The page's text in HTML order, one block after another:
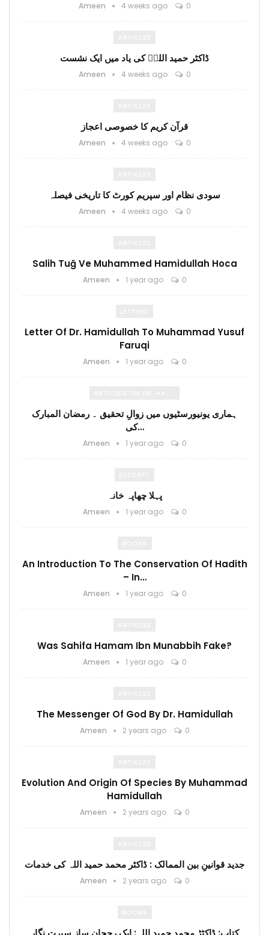
Ameen 4 weeks ago 0
ڈاکٹر حمید اللہؒ کی یاد میں ایک نشست
Ameen 4 weeks ago 0
قرآن کریم کا خصوصی اعجاز
Ameen 4 weeks ago 0
سودی نظام اور سپریم کورٹ کا تاریخی فیصلہ
Ameen 4 weeks ago 0
Salih Tuğ Ve Muhammed Hamidullah Hoca
Ameen 1 year ago 0
Letter Of Dr. Hamidullah To Muhammad Yusuf
Faruqi
Ameen 1 year ago 0
ہماری یونیورسٹیوں میں زوالِ تحقیق ۔ رمضان المبارک
کی…
Ameen 1 year ago 0
پہلا چھاپہ خانہ
Ameen 1 year ago 0
An Introduction To The Conservation Of Hadith
– In…
Ameen 1 year ago 0
Was Sahifa Hamam Ibn Munabbih Fake?
Ameen 1 year ago 0
The Messenger Of God By Dr. Hamidullah
Ameen 2 years ago 0
Evolution And Origin Of Species By Muhammad
Hamidullah
Ameen 2 years ago 0
جدید قوانینِ بین الممالک : ڈاکٹر محمد حمید اللہ کی خدمات
Ameen 2 years ago 0